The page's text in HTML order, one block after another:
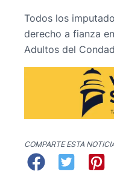
Todos los
derecho a fianza
Adultos del
COMPARTE ESTA